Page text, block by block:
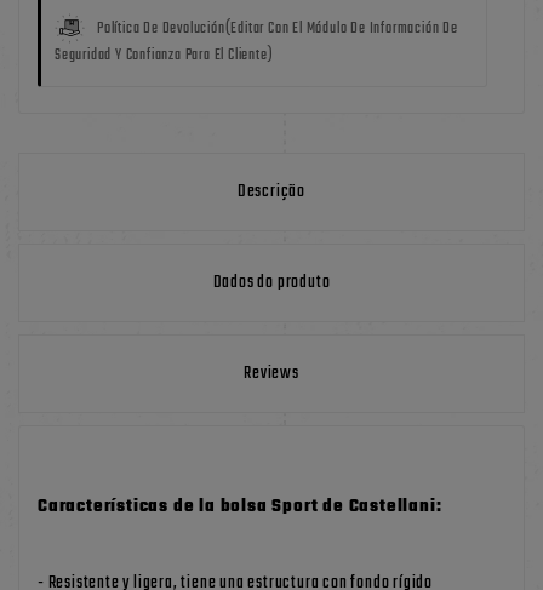
Política De Devolución(editar Con El Módulo De Información De
Seguridad Y Confianza Para El Cliente)
Descrição
Dados do produto
Reviews
Características de la bolsa Sport de Castellani:
- Resistente y ligera, tiene una estructura con fondo rígido